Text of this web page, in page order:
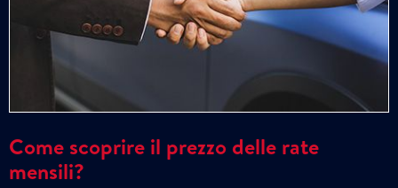
Come scoprire il prezzo delle rate
mensili?